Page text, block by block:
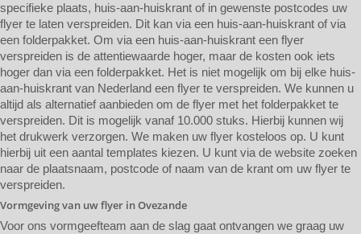
specifieke plaats, huis-aan-huiskrant of in gewenste postcodes uw
flyer te laten verspreiden. Dit kan via een huis-aan-huiskrant of via
een folderpakket. Om via een huis-aan-huiskrant een flyer
verspreiden is de attentiewaarde hoger, maar de kosten ook iets
hoger dan via een folderpakket. Het is niet mogelijk om bij elke huis-
aan-huiskrant van Nederland een flyer te verspreiden. We kunnen u
altijd als alternatief aanbieden om de flyer met het folderpakket te
verspreiden. Dit is mogelijk vanaf 10.000 stuks. Hierbij kunnen wij
het drukwerk verzorgen. We maken uw flyer kosteloos op. U kunt
hierbij uit een aantal templates kiezen. U kunt via de website zoeken
naar de plaatsnaam, postcode of naam van de krant om uw flyer te
verspreiden.
Vormgeving van uw flyer in Ovezande
Voor ons vormgeefteam aan de slag gaat ontvangen we graag uw